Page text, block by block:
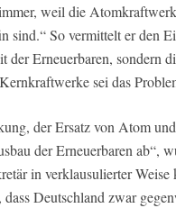
weil die
sind.“ So vermittelt er den
der Erneuerbaren, sondern
sei das
der Ersatz von Atom
der Erneuerbaren ab“,
in verklausulierter
dass Deutschland zwar